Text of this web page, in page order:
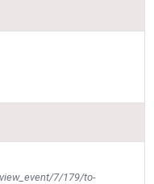
7/179/to-